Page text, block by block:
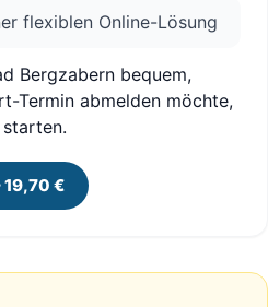
flexiblen Online-Lösung
Bergzabern bequem,
Termin abmelden möchte,
€